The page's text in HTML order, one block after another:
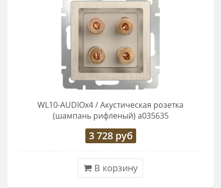
WL10-AUDIOx4 / Акустическая розетка
(шампань рифленый) a035635
3 728руб
В корзину